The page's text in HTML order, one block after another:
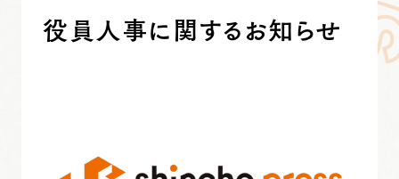
役員人事に関するお知らせ